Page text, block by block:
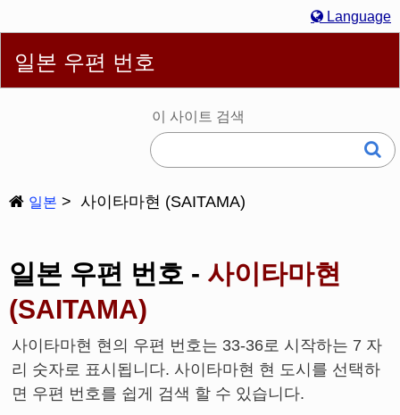
Language
Deutsch
Français
日本語
일본 우편 번호
이 사이트 검색
일본 사이타마현 (SAITAMA)
일본 우편 번호 - 사이타마현
(SAITAMA)
사이타마현 현의 우편 번호는 33-36로 시작하는 7 자
리 숫자로 표시됩니다. 사이타마현 현 도시를 선택하
면 우편 번호를 쉽게 검색 할 수 있습니다.